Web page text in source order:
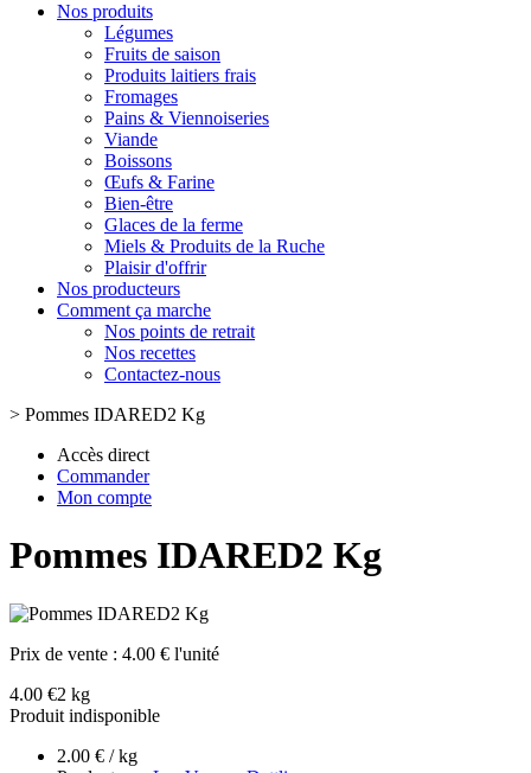
Nos produits
Légumes
Fruits de saison
Produits laitiers frais
Fromages
Pains & Viennoiseries
Viande
Boissons
Œufs & Farine
Bien-être
Glaces de la ferme
Miels & Produits de la Ruche
Plaisir d'offrir
Nos producteurs
Comment ça marche
Nos points de retrait
Nos recettes
Contactez-nous
> Pommes IDARED2 Kg
Accès direct
Commander
Mon compte
Pommes IDARED2 Kg
Prix de vente : 4.00 € l'unité
4.00 €2 kg
Produit indisponible
2.00 € / kg